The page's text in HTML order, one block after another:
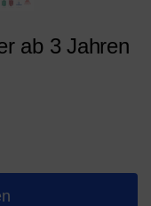
ab 3 Jahren